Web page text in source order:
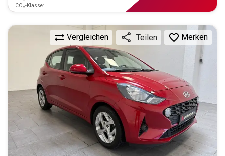
CO₂-Klasse:
Vergleichen Teilen Merken